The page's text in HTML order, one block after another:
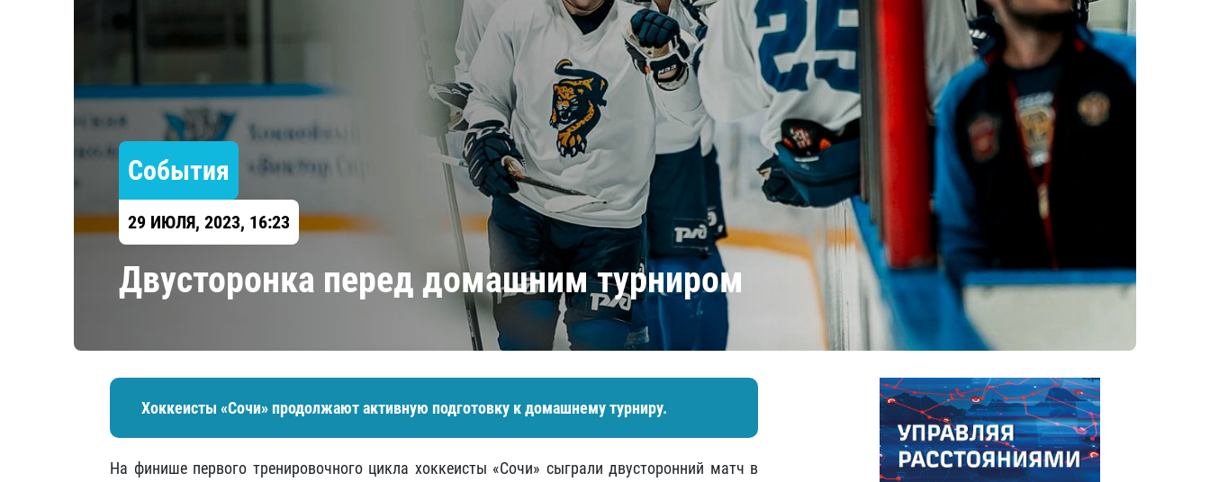
Шанхайские Драконы
Амур
Барыс
Салават Юлаев
Сибирь
События
29 ИЮЛЯ, 2023, 16:23
Двусторонка перед домашним турниром
Хоккеисты «Сочи» продолжают активную подготовку к домашнему турниру.
На финише первого тренировочного цикла хоккеисты «Сочи» сыграли двусторонний матч в